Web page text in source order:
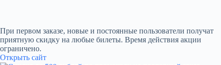
При первом заказе, новые и постоянные пользователи получат
приятную скидку на любые билеты. Время действия акции
ограничено.
Открыть сайт